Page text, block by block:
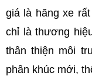
giá là hãng xe
chỉ là thương
thân thiện môi
phân khúc mới,